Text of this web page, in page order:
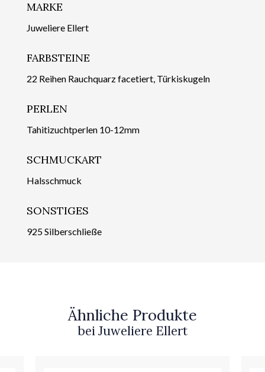
MARKE
Juweliere Ellert
FARBSTEINE
22 Reihen Rauchquarz facetiert, Türkiskugeln
PERLEN
Tahitizuchtperlen 10-12mm
SCHMUCKART
Halsschmuck
SONSTIGES
925 Silberschließe
Ähnliche Produkte
bei Juweliere Ellert